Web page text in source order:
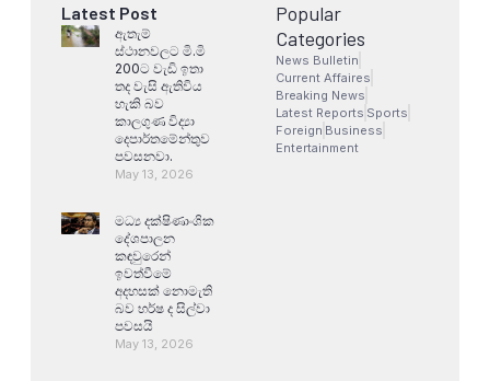
Latest Post
ඇතැම්
ස්ථානවලට මි.මි
200ට වැඩි ඉතා
තද වැසි ඇතිවිය
හැකි බව
කාලගුණ විද්‍යා
දෙපාර්තමේන්තුව
පවසනවා.
May 13, 2026
මධ්‍ය දක්ෂිණාංශික
දේශපාලන
කඳවුරෙන්
ඉවත්වීමේ
අදහසක් නොමැති
බව හර්ෂ ද සිල්වා
පවසයි
May 13, 2026
Popular
Categories
News Bulletin
Current Affaires
Breaking News
Latest Reports Sports
Foreign Business
Entertainment